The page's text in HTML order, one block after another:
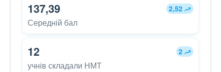
137,39 2,52
Середній бал
12 2
учнів складали НМТ